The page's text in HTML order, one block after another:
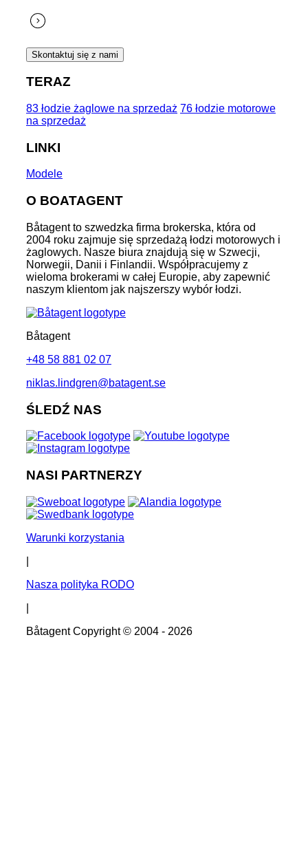
Skontaktuj się z nami
TERAZ
83 łodzie żaglowe na sprzedaż 76 łodzie motorowe
na sprzedaż
LINKI
Modele
O BOATAGENT
Båtagent to szwedzka firma brokerska, która od
2004 roku zajmuje się sprzedażą łodzi motorowych i
żaglowych. Nasze biura znajdują się w Szwecji,
Norwegii, Danii i Finlandii. Współpracujemy z
wieloma brokerami w całej Europie, aby zapewnić
naszym klientom jak najszerszy wybór łodzi.
Båtagent
+48 58 881 02 07
niklas.lindgren@batagent.se
ŚLEDŹ NAS
NASI PARTNERZY
Warunki korzystania
Nasza polityka RODO
Båtagent Copyright © 2004 - 2026